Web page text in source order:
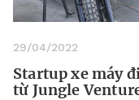
29/04/2022
Startup xe máy
từ Jungle